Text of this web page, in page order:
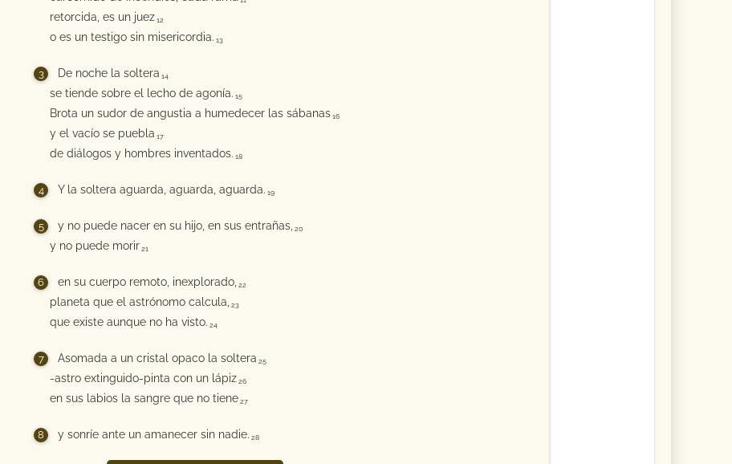
retorcida, es un juez 12
o es un testigo sin misericordia. 13
De noche la soltera 14
se tiende sobre el lecho de agonía. 15
Brota un sudor de angustia a humedecer las sábanas 16
y el vacío se puebla 17
de diálogos y hombres inventados. 18
Y la soltera aguarda, aguarda, aguarda. 19
y no puede nacer en su hijo, en sus entrañas, 20
y no puede morir 21
en su cuerpo remoto, inexplorado, 22
planeta que el astrónomo calcula, 23
que existe aunque no ha visto. 24
Asomada a un cristal opaco la soltera 25
-astro extinguido-pinta con un lápiz 26
en sus labios la sangre que no tiene 27
y sonríe ante un amanecer sin nadie. 28